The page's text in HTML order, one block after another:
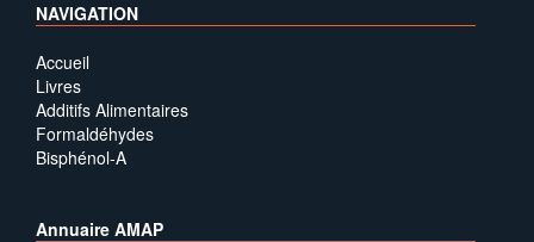
NAVIGATION
Accueil
Livres
Additifs Alimentaires
Formaldéhydes
Bisphénol-A
Annuaire AMAP